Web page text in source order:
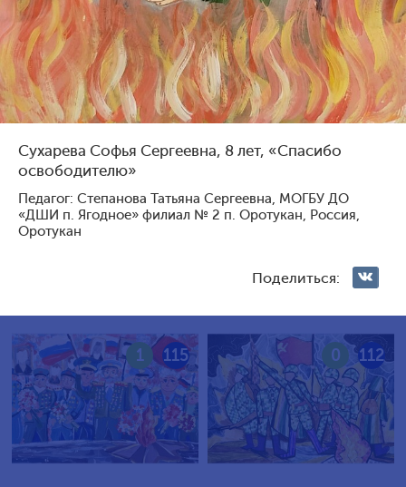
Сухарева Софья Сергеевна, 8 лет, «Спасибо
освободителю»
Педагог: Степанова Татьяна Сергеевна, МОГБУ ДО
«ДШИ п. Ягодное» филиал № 2 п. Оротукан, Россия,
Оротукан
Поделиться:
131
1
Павлова Ярослава
Геннадьевна, 9 лет, Россия,
116
3
Мартый-оол Анчы-Белек
115
1 112
0